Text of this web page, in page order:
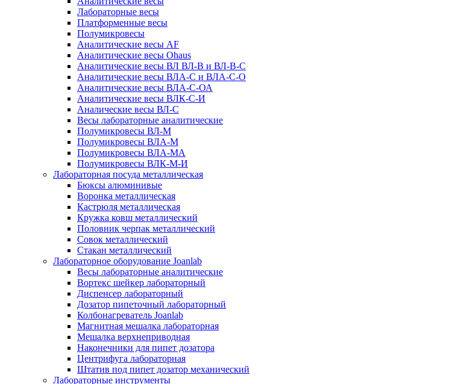
Лабораторные весы
Платформенные весы
Полумикровесы
Аналитические весы AF
Аналитические весы Ohaus
Аналитические весы ВЛ ВЛ-В и ВЛ-В-С
Аналитические весы ВЛА-С и ВЛА-С-О
Аналитические весы ВЛА-С-ОА
Аналитические весы ВЛК-С-И
Аналические весы ВЛ-С
Весы лабораторные аналитические
Полумикровесы ВЛ-М
Полумикровесы ВЛА-М
Полумикровесы ВЛА-МА
Полумикровесы ВЛК-М-И
Лабораторная посуда металлическая
Бюксы алюминивые
Воронка металлическая
Кастрюля металлическая
Кружка ковш металлический
Половник черпак металлический
Совок металлический
Стакан металлический
Лабораторное оборудование Joanlab
Весы лабораторные аналитические
Вортекс шейкер лабораторный
Диспенсер лабораторный
Дозатор пипеточный лабораторный
Колбонагреватель Joanlab
Магнитная мешалка лабораторная
Мешалка верхнеприводная
Наконечники для пипет дозатора
Центрифуга лабораторная
Штатив под пипет дозатор механический
Лабораторные инструменты